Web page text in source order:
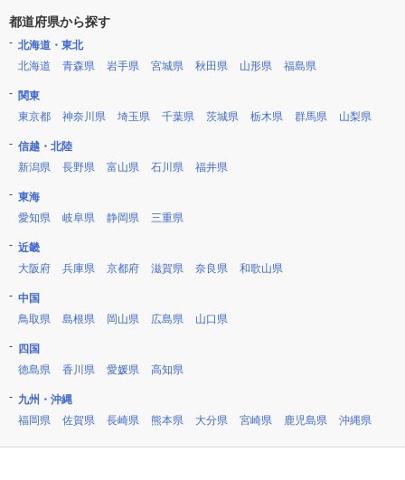
都道府県から探す
北海道・東北
北海道
青森県 岩手県 宮城県 秋田県 山形県 福島県
関東
東京都
神奈川県 埼玉県 千葉県 茨城県 栃木県 群馬県 山梨県
信越・北陸
新潟県
長野県 富山県 石川県 福井県
東海
愛知県
岐阜県 静岡県 三重県
近畿
大阪府
兵庫県 京都府 滋賀県 奈良県 和歌山県
中国
鳥取県
島根県 岡山県 広島県 山口県
四国
徳島県
香川県 愛媛県 高知県
九州・沖縄
福岡県
佐賀県 長崎県 熊本県 大分県 宮崎県 鹿児島県 沖縄県